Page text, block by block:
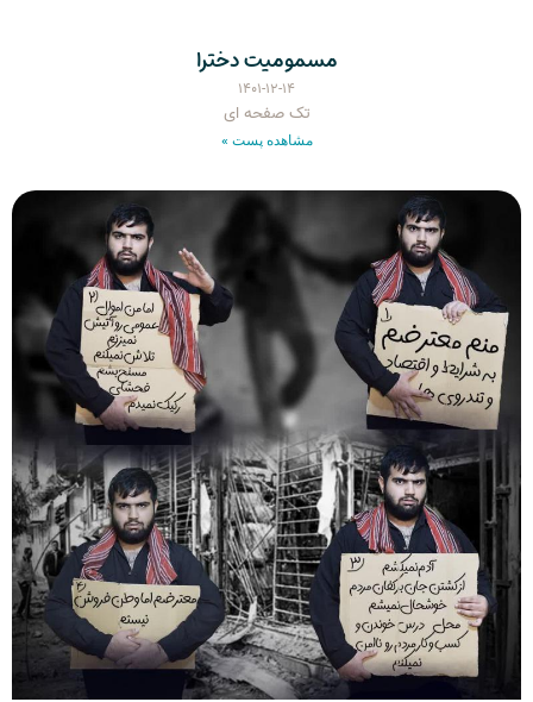
مسمومیت دخترا
۱۴۰۱-۱۲-۱۴
تک صفحه ای
مشاهده پست »